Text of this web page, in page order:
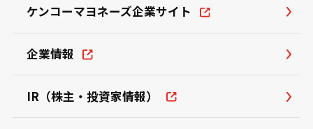
ケンコーマヨネーズ企業サイト
企業情報
IR（株主・投資家情報）